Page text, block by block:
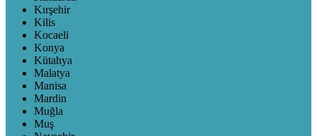
Kırşehir
Kilis
Kocaeli
Konya
Kütahya
Malatya
Manisa
Mardin
Muğla
Muş